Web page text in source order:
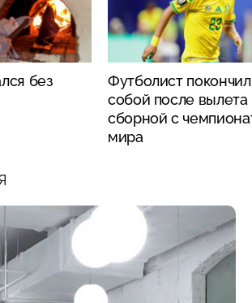
без
Футболист
собой после вылета
сборной с
мира